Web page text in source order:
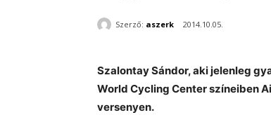
Szerző: aszerk 2014.10.05.
Szalontay Sándor, aki jelenleg
World Cycling Center színeiben
versenyen.